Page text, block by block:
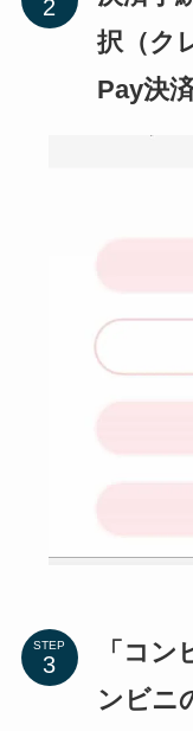
択（ク
Pay決
STEP
「コ
ンビニ